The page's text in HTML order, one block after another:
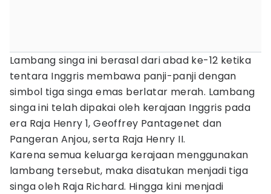
Lambang singa ini berasal dari abad ke-12 ketika
tentara Inggris membawa panji-panji dengan
simbol tiga singa emas berlatar merah. Lambang
singa ini telah dipakai oleh kerajaan Inggris pada
era Raja Henry 1, Geoffrey Pantagenet dan
Pangeran Anjou, serta Raja Henry II.
Karena semua keluarga kerajaan menggunakan
lambang tersebut, maka disatukan menjadi tiga
singa oleh Raja Richard. Hingga kini menjadi